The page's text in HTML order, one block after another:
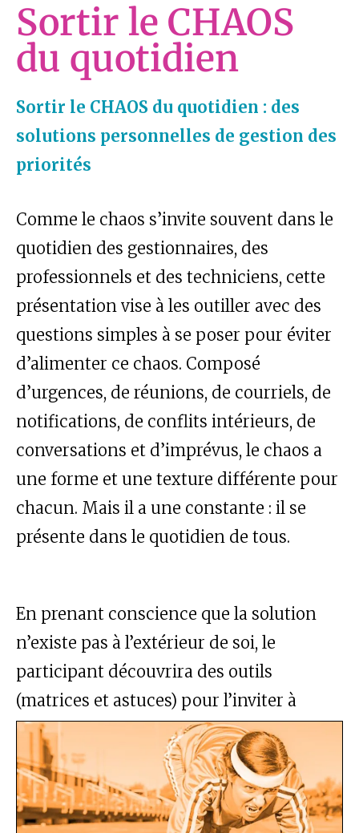
Sortir le CHAOS
du quotidien
Sortir le CHAOS du quotidien : des
solutions personnelles de gestion des
priorités
Comme le chaos s’invite souvent dans le
quotidien des gestionnaires, des
professionnels et des techniciens, cette
présentation vise à les outiller avec des
questions simples à se poser pour éviter
d’alimenter ce chaos. Composé
d’urgences, de réunions, de courriels, de
notifications, de conflits intérieurs, de
conversations et d’imprévus, le chaos a
une forme et une texture différente pour
chacun. Mais il a une constante : il se
présente dans le quotidien de tous.
En prenant conscience que la solution
n’existe pas à l’extérieur de soi, le
participant découvrira des outils
(matrices et astuces) pour l’inviter à
questionner la provenance du chaos. Les
pratiques proposées lui offriront
l’opportunité de transformer sa relation
avec le chaos du quotidien, de se